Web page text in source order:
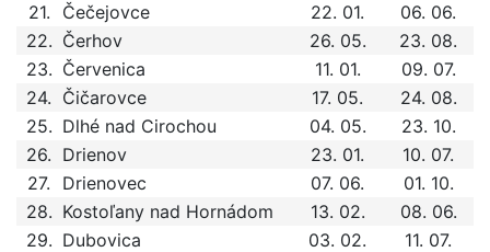
21.
Čečejovce 22. 01.
06. 06.
22. Čerhov 26. 05.
23. 08.
23. Červenica 11. 01.
09. 07.
24. Čičarovce 17. 05.
24. 08.
25. Dlhé nad Cirochou 04. 05.
23. 10.
26. Drienov 23. 01.
10. 07.
27.
Drienovec 07. 06.
01. 10.
28. Kostoľany nad Hornádom 13. 02.
08. 06.
29. Dubovica 03. 02.
11. 07.